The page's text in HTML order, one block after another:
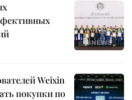
Weixin
покупки по